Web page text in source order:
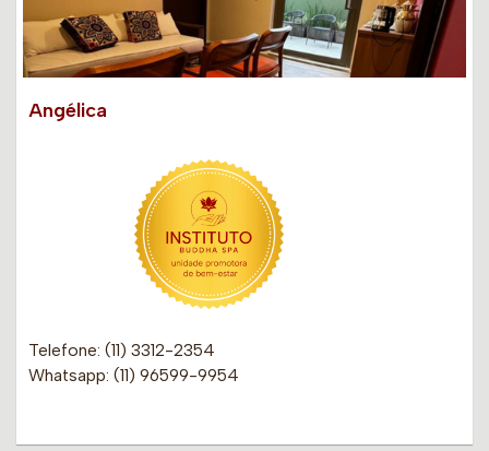
Angélica
Telefone: (11) 3312-2354
Whatsapp: (11) 96599-9954